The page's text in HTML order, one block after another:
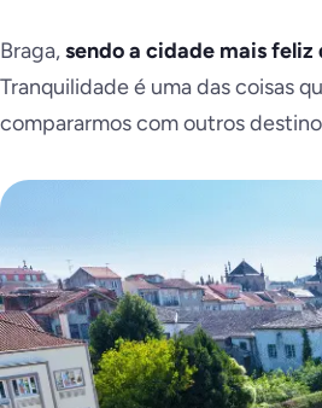
Braga,sendo a cidade mais feliz
Tranquilidade é uma das coisas
compararmos com outros